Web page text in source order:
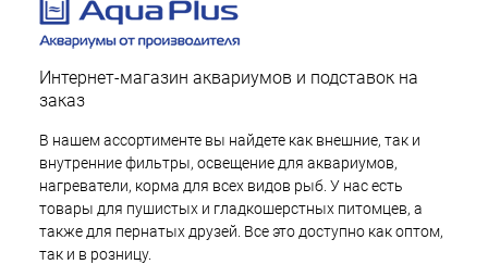
Интернет-магазин аквариумов и подставок на
заказ
В нашем ассортименте вы найдете как внешние, так и
внутренние фильтры, освещение для аквариумов,
нагреватели, корма для всех видов рыб. У нас есть
товары для пушистых и гладкошерстных питомцев, а
также для пернатых друзей. Все это доступно как оптом,
так и в розницу.